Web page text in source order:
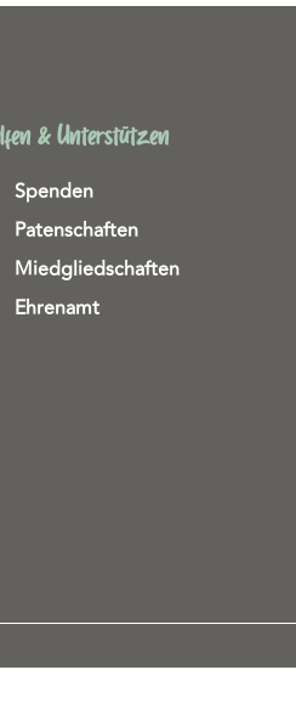
& Unterstützen
Spenden
Patenschaften
Miedgliedschaften
Ehrenamt